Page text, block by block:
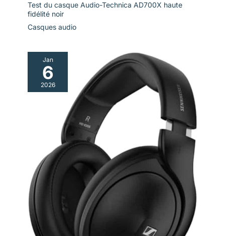
Test du casque Audio-Technica AD700X haute
fidélité noir
Casques audio
Jan
6
2026